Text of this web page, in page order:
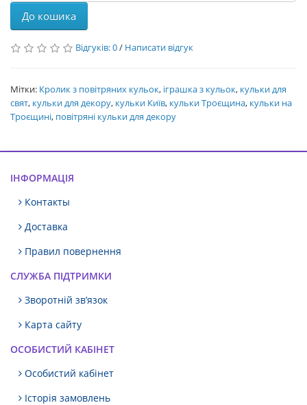
До кошика
Відгуків: 0/ Написати відгук
Мітки: Кролик з повітряних кульок, іграшка з кульок, кульки для
свят, кульки для декору, кульки Київ, кульки Троєщина, кульки на
Троєщині, повітряні кульки для декору
ІНФОРМАЦІЯ
Контакты
Доставка
Правил повернення
СЛУЖБА ПІДТРИМКИ
Зворотній зв’язок
Карта сайту
ОСОБИСТИЙ КАБІНЕТ
Особистий кабінет
Історія замовлень